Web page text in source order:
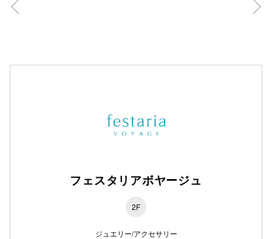
フェスタリアボヤージュ
2F
ジュエリー/アクセサリー